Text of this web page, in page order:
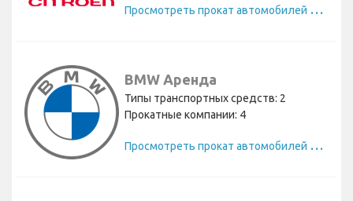
П
росмотреть прокат автомобилей Citroen
BMW Аренда
Типы транспортных средств: 2
Прокатные компании: 4
П
росмотреть прокат автомобилей BMW